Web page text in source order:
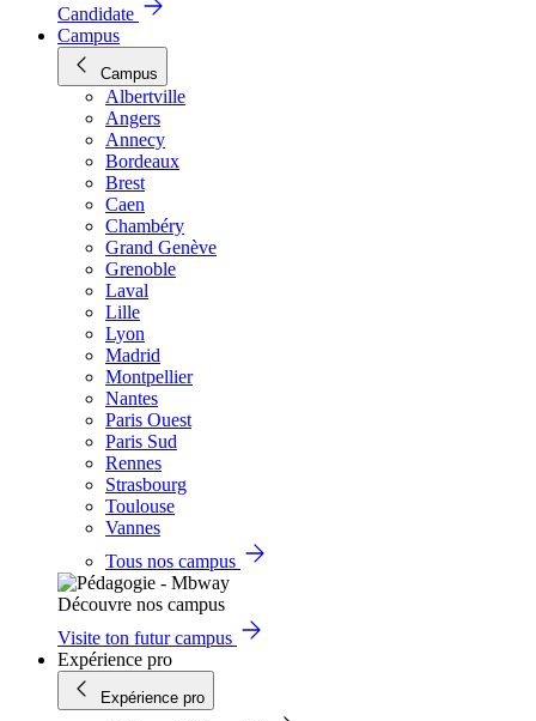
Candidate
Campus
Campus
Albertville
Angers
Annecy
Bordeaux
Brest
Caen
Chambéry
Grand Genève
Grenoble
Laval
Lille
Lyon
Madrid
Montpellier
Nantes
Paris Ouest
Paris Sud
Rennes
Strasbourg
Toulouse
Vannes
Tous nos campus
Découvre nos campus
Visite ton futur campus
Expérience pro
Expérience pro